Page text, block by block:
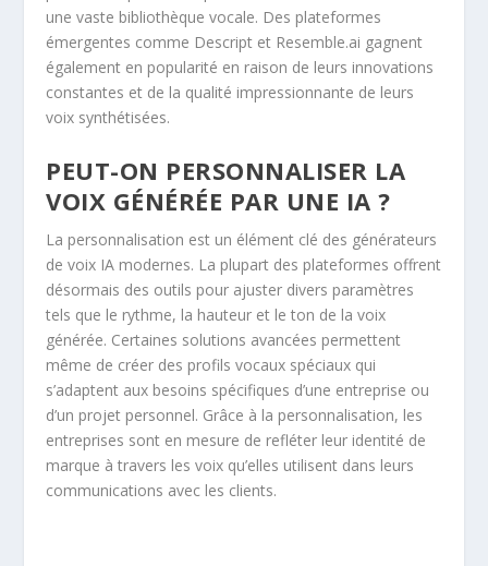
une vaste bibliothèque vocale. Des plateformes
émergentes comme Descript et Resemble.ai gagnent
également en popularité en raison de leurs innovations
constantes et de la qualité impressionnante de leurs
voix synthétisées.
PEUT-ON PERSONNALISER LA
VOIX GÉNÉRÉE PAR UNE IA ?
La personnalisation est un élément clé des générateurs
de voix IA modernes. La plupart des plateformes offrent
désormais des outils pour ajuster divers paramètres
tels que le rythme, la hauteur et le ton de la voix
générée. Certaines solutions avancées permettent
même de créer des profils vocaux spéciaux qui
s’adaptent aux besoins spécifiques d’une entreprise ou
d’un projet personnel. Grâce à la personnalisation, les
entreprises sont en mesure de refléter leur identité de
marque à travers les voix qu’elles utilisent dans leurs
communications avec les clients.